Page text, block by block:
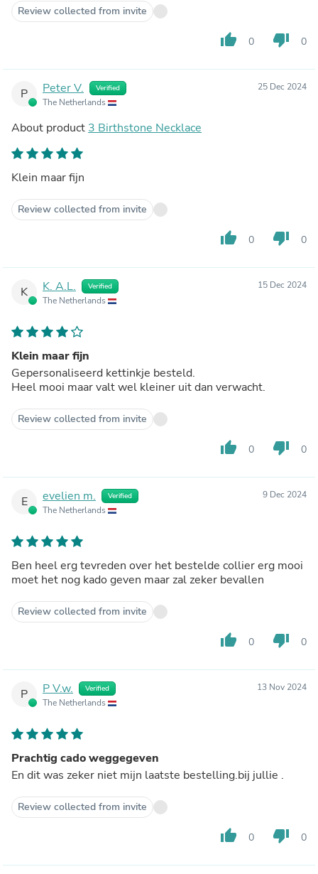
Review collected from invite
thumb_up 0 thumb_down 0
P Peter V. Verified
The Netherlands
25 Dec 2024
About product 3 Birthstone Necklace
Klein maar fijn
Review collected from invite
thumb_up 0 thumb_down 0
K K. A.L. Verified
The Netherlands
15 Dec 2024
Klein maar fijn
Gepersonaliseerd kettinkje besteld.
Heel mooi maar valt wel kleiner uit dan verwacht.
Review collected from invite
thumb_up 0 thumb_down 0
E evelien m. Verified
The Netherlands
9 Dec 2024
Ben heel erg tevreden over het bestelde collier erg mooi
moet het nog kado geven maar zal zeker bevallen
Review collected from invite
thumb_up 0 thumb_down 0
P P V.w. Verified
The Netherlands
13 Nov 2024
Prachtig cado weggegeven
En dit was zeker niet mijn laatste bestelling.bij jullie .
Review collected from invite
thumb_up 0 thumb_down 0